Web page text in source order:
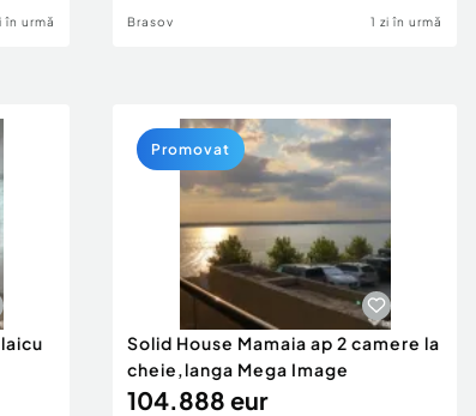
în urmă Brasov 1 zi în urmă
Solid House Mamaia ap 2 camere la
cheie,langa Mega Image
104.888 eur
Promovat